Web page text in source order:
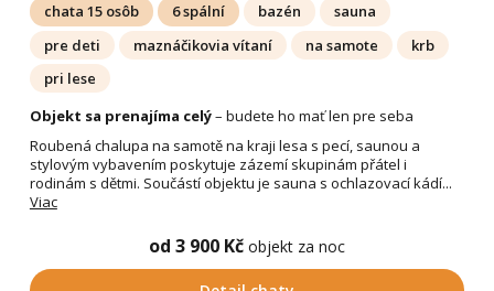
chata 15 osôb 6 spální bazén
sauna
pre deti
maznáčikovia vítaní na samote
krb
pri lese
Objekt sa prenajíma celý– budete ho mať len pre seba
Roubená chalupa na samotě na kraji lesa s pecí, saunou a
stylovým vybavením poskytuje zázemí skupinám přátel i
rodinám s dětmi. Součástí objektu je sauna s ochlazovací kádí...
Viac
od 3 900 Kč objekt za noc